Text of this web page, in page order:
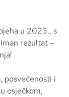
u 2023., s
rezultat –
posvećenosti i
osječkom,